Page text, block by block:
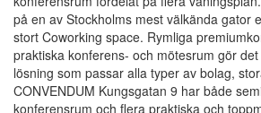
på en av Stockholms mest välkända gator
stort Coworking space. Rymliga
praktiska konferens- och mötesrum gör
lösning som passar alla typer av bolag,
CONVENDUM Kungsgatan 9 har både
konferensrum och flera praktiska och